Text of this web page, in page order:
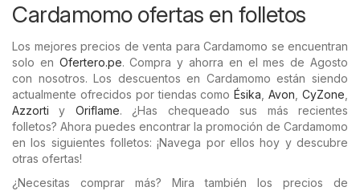
Cardamomo ofertas en folletos
Los mejores precios de venta para Cardamomo se encuentran
solo en Ofertero.pe. Compra y ahorra en el mes de Agosto
con nosotros. Los descuentos en Cardamomo están siendo
actualmente ofrecidos por tiendas comoÉsika ,Avon ,CyZone
Azzorti y Oriflame. ¿Has chequeado sus más recientes
folletos? Ahora puedes encontrar la promoción de Cardamomo
en los siguientes folletos: ¡Navega por ellos hoy y descubre
otras ofertas!
¿Necesitas comprar más? Mira también los precios de